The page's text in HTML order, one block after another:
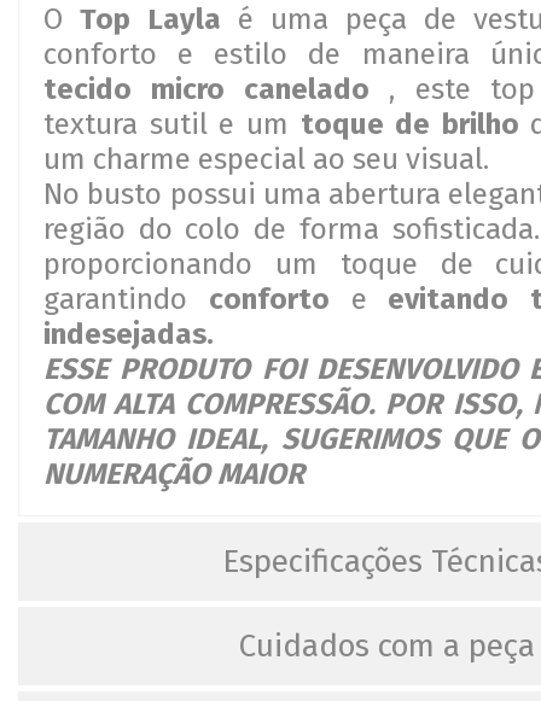
O Top Layla é uma peça de
conforto e estilo de maneira
tecido micro canelado , este top
textura sutil e um toque de brilho
um charme especial ao seu visual.
No busto possui uma abertura
região do colo de forma
proporcionando um toque de
garantindo conforto e evitando
indesejadas.
ESSE PRODUTO FOI DESENVOLVIDO
COM ALTA COMPRESSÃO. POR ISSO,
TAMANHO IDEAL, SUGERIMOS QUE
NUMERAÇÃO MAIOR
Especificações
Cuidados com a peça